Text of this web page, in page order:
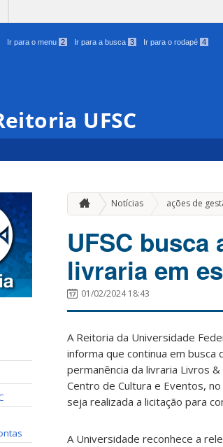
Ir para o menu 2 Ir para a busca 3 Ir para o rodapé 4
UFSC
Notícias ações de
UFSC
livraria em
01/02/2024 18:43
A Reitoria da Universidade
informa que continua em busca
permanência da livraria Livros
Centro de Cultura e Eventos,
seja realizada a licitação para
A Universidade reconhece a